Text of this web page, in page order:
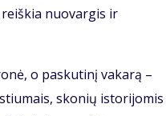
nuovargis ir
o paskutinį vakarą –
skonių istorijomis